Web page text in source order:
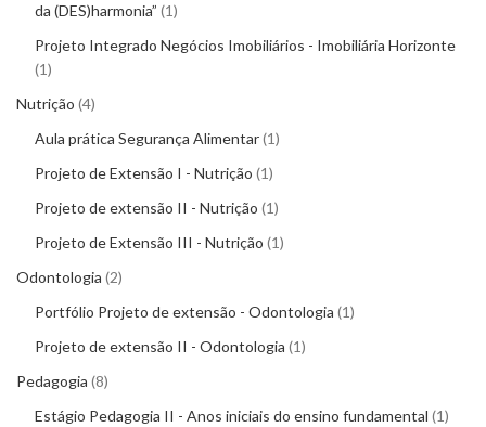
da (DES)harmonia” 1
Projeto Integrado Negócios Imobiliários - Imobiliária Horizonte
1
Nutrição 4
Aula prática Segurança Alimentar 1
Projeto de Extensão I - Nutrição 1
Projeto de extensão II - Nutrição 1
Projeto de Extensão III - Nutrição 1
Odontologia 2
Portfólio Projeto de extensão - Odontologia 1
Projeto de extensão II - Odontologia 1
Pedagogia 8
Estágio Pedagogia II - Anos iniciais do ensino fundamental 1